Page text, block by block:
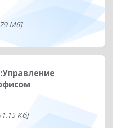
Мб]
Кб]